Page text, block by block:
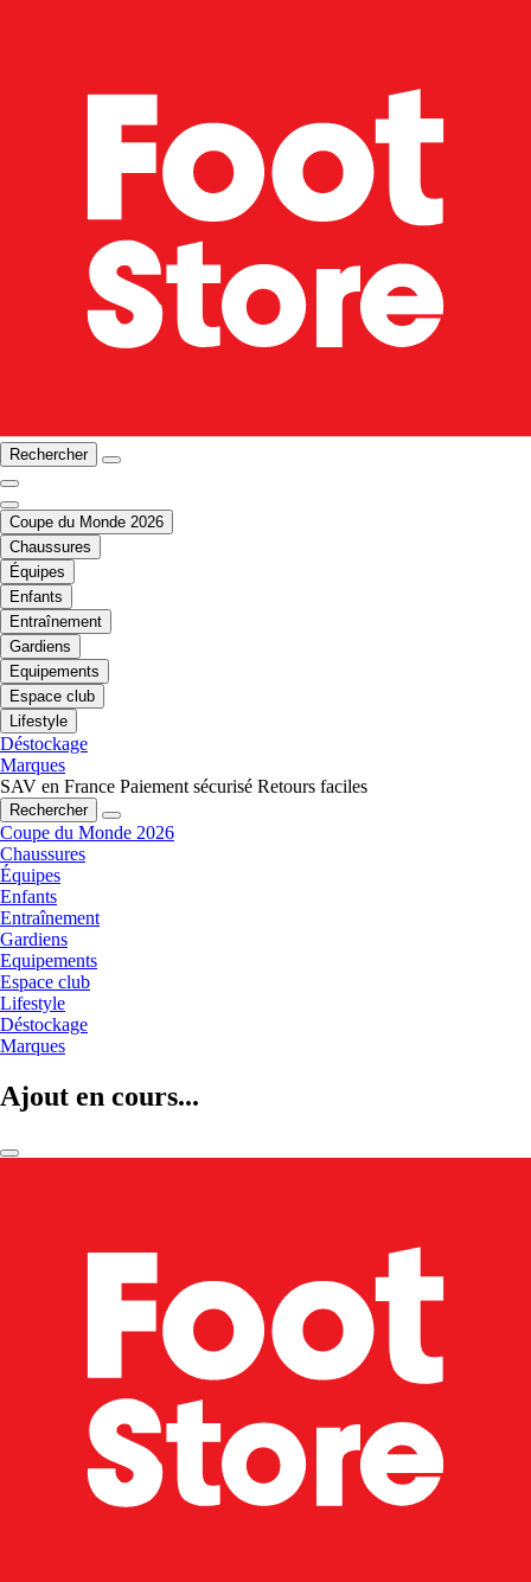
Rechercher
Coupe du Monde 2026
Chaussures
Équipes
Enfants
Entraînement
Gardiens
Equipements
Espace club
Lifestyle
Déstockage
Marques
SAV en France Paiement sécurisé Retours faciles
Rechercher
Coupe du Monde 2026
Chaussures
Équipes
Enfants
Entraînement
Gardiens
Equipements
Espace club
Lifestyle
Déstockage
Marques
Ajout en cours...